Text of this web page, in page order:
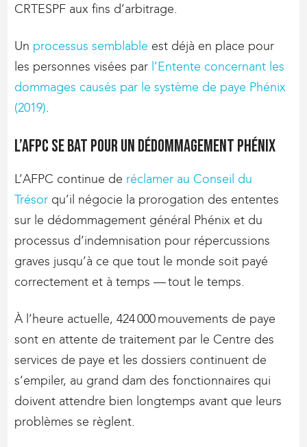
CRTESPF aux fins d’arbitrage.
Un processus semblable est déjà en place pour
les personnes visées par l’Entente concernant les
dommages causés par le système de paye Phénix
(2019).
L’AFPC se bat pour un dédommagement Phénix
L’AFPC continue de réclamer au Conseil du
Trésor qu’il négocie la prorogation des ententes
sur le dédommagement général Phénix et du
processus d’indemnisation pour répercussions
graves jusqu’à ce que tout le monde soit payé
correctement et à temps — tout le temps.
À l’heure actuelle, 424 000 mouvements de paye
sont en attente de traitement par le Centre des
services de paye et les dossiers continuent de
s’empiler, au grand dam des fonctionnaires qui
doivent attendre bien longtemps avant que leurs
problèmes se règlent.